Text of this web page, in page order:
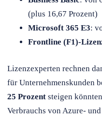
(plus 16,67 Prozent)
Microsoft 365 E3:
Frontline (F1)-
Lizenzexperten rechnen
für Unternehmenskunden
25 Prozent steigen
Verbrauchs von Azure-